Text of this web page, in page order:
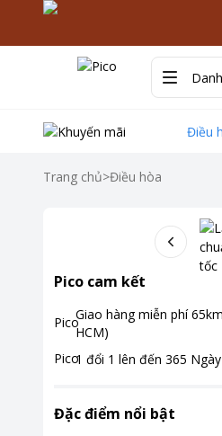
Điều
Trang chủ>Điều hòa
Pico cam kết
Giao hàng miễn phí
HCM)
1 đổi 1 lên đến 365 Ngày
Đặc điểm nổi bật